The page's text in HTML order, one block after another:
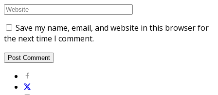
Save my name, email, and website in this browser for
the next time I comment.